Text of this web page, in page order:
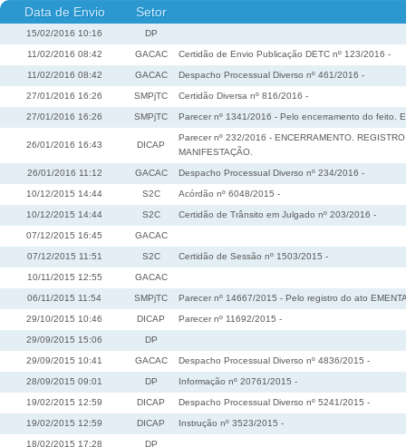
Data de Envio Setor
15/02/2016 10:16 DP
11/02/2016 08:42 GACAC Certidão de Envio Publicação DETC nº 123/2016 -
11/02/2016 08:42 GACAC Despacho Processual Diverso nº 461/2016 -
27/01/2016 16:26 SMPjTC Certidão Diversa nº 816/2016 -
27/01/2016 16:26 SMPjTC Parecer nº 1341/2016 - Pelo encerramento do feito.
26/01/2016 16:43 DICAP
Parecer nº 232/2016 - ENCERRAMENTO.
MANIFESTAÇÃO.
26/01/2016 11:12 GACAC Despacho Processual Diverso nº 234/2016 -
10/12/2015 14:44 S2C Acórdão nº 6048/2015 -
10/12/2015 14:44 S2C Certidão de Trânsito em Julgado nº 203/2016 -
07/12/2015 16:45 GACAC
07/12/2015 11:51 S2C Certidão de Sessão nº 1503/2015 -
10/11/2015 12:55 GACAC
06/11/2015 11:54 SMPjTC Parecer nº 14667/2015 - Pelo registro do ato
29/10/2015 10:46 DICAP Parecer nº 11692/2015 -
29/09/2015 15:06 DP
29/09/2015 10:41 GACAC Despacho Processual Diverso nº 4836/2015 -
28/09/2015 09:01 DP Informação nº 20761/2015 -
19/02/2015 12:59 DICAP Despacho Processual Diverso nº 5241/2015 -
19/02/2015 12:59 DICAP Instrução nº 3523/2015 -
18/02/2015 17:28 DP